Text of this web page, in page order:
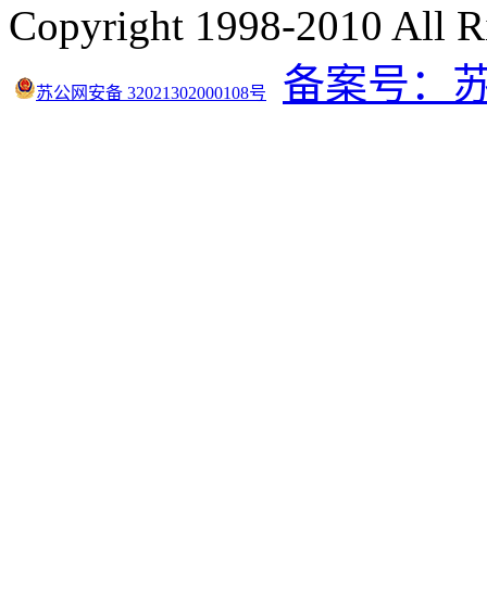
Copyright 1998-2010 All
苏公网安备 32021302000108号 备案号：